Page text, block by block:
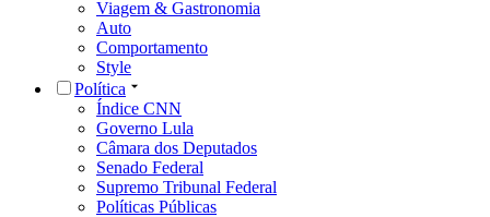
Viagem & Gastronomia
Auto
Comportamento
Style
Política
Índice CNN
Governo Lula
Câmara dos Deputados
Senado Federal
Supremo Tribunal Federal
Políticas Públicas